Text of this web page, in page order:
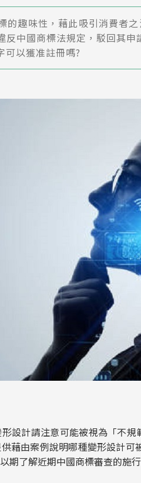
的趣味性，藉此吸引消費者
中國商標法規定，駁回其
可以獲准註冊嗎?
設計請注意可能被視為「不
藉由案例說明哪種變形設計
期了解近期中國商標審查的施